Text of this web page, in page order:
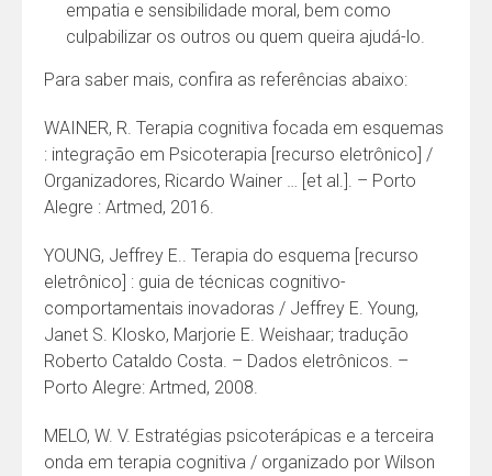
empatia e sensibilidade moral, bem como
culpabilizar os outros ou quem queira ajudá-lo.
Para saber mais, confira as referências abaixo:
WAINER, R. Terapia cognitiva focada em esquemas
: integração em Psicoterapia [recurso eletrônico] /
Organizadores, Ricardo Wainer … [et al.]. – Porto
Alegre : Artmed, 2016.
YOUNG, Jeffrey E.. Terapia do esquema [recurso
eletrônico] : guia de técnicas cognitivo-
comportamentais inovadoras / Jeffrey E. Young,
Janet S. Klosko, Marjorie E. Weishaar; tradução
Roberto Cataldo Costa. – Dados eletrônicos. –
Porto Alegre: Artmed, 2008.
MELO, W. V. Estratégias psicoterápicas e a terceira
onda em terapia cognitiva / organizado por Wilson